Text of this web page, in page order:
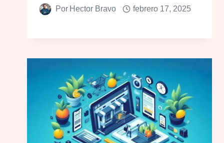
Por Hector Bravo febrero 17, 2025